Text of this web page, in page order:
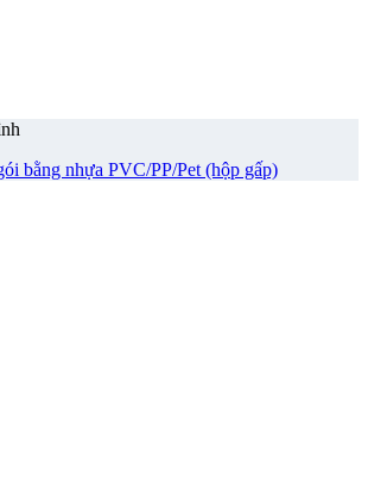
bằng nhựa PVC/PP/Pet (hộp gấp)